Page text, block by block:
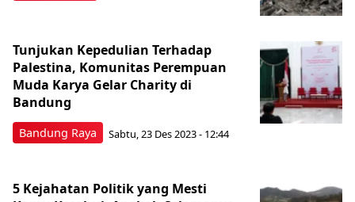
Bandung Raya
Tunjukan Kepedulian Terhadap
Palestina, Komunitas Perempuan
Muda Karya Gelar Charity di
Bandung
Sabtu, 23 Des 2023 - 12:44
5 Kejahatan Politik yang Mesti